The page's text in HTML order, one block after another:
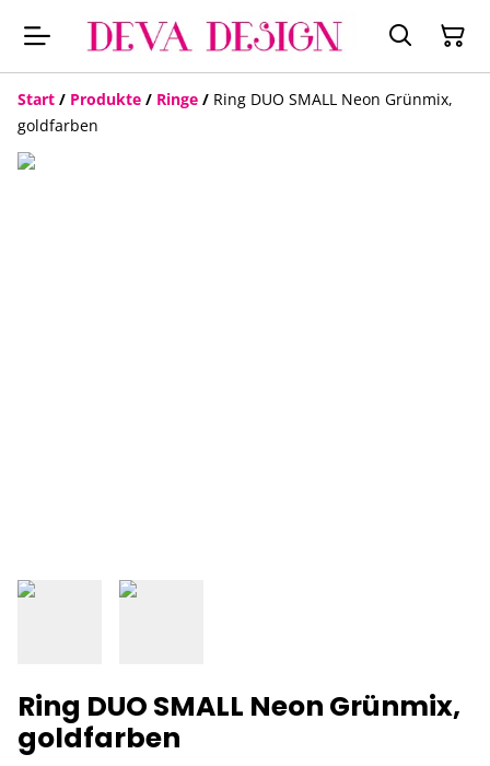
Start / Produkte / Ringe / Ring DUO SMALL Neon Grünmix,
goldfarben
Ring DUO SMALL Neon Grünmix,
goldfarben